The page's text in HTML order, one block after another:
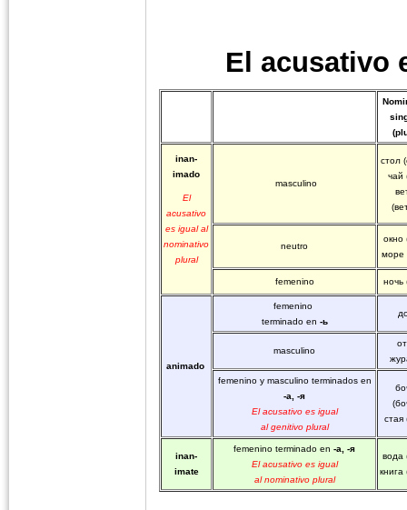
El acusativo
inan-
imado
El
acusativo
es igual al
nominativo
plural
masculino
стол
чай
neutro
окно
море
femenino ночь
animado
femenino
terminado en -ь
masculino
femenino y masculino terminados en
-а, -я
El acusativo es igual
al genitivo plural
стая
inan-
imate
femenino terminado en -а, -я
El acusativo es igual
al nominativo plural
вода
книга